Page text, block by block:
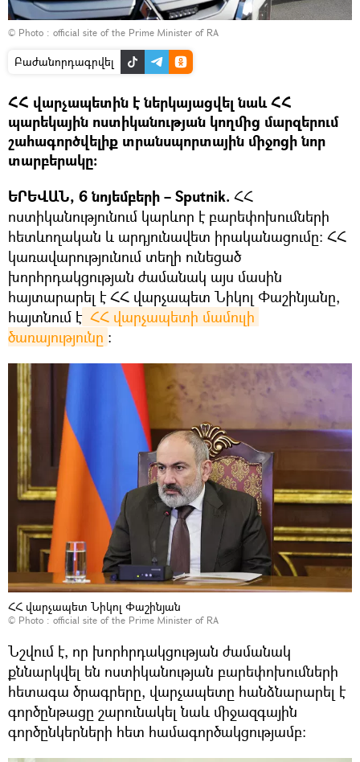
© Photo : official site of the Prime Minister of RA
Բաժանորդագրվել
ՀՀ վարչապետին է ներկայացվել նաև ՀՀ
պարեկային ոստիկանության կողմից մարզերում
շահագործվելիք տրանսպորտային միջոցի նոր
տարբերակը:
ԵՐԵՎԱՆ, 6 նոյեմբերի – Sputnik. ՀՀ
ոստիկանությունում կարևոր է բարեփոխումների
հետևողական և արդյունավետ իրականացումը։ ՀՀ
կառավարությունում տեղի ունեցած
խորհրդակցության ժամանակ այս մասին
հայտարարել է ՀՀ վարչապետ Նիկոլ Փաշինյանը,
հայտնում է ՀՀ վարչապետի մամուլի
ծառայությունը ։
ՀՀ վարչապետ Նիկոլ Փաշինյան
© Photo : official site of the Prime Minister of RA
Նշվում է, որ խորհրդակցության ժամանակ
քննարկվել են ոստիկանության բարեփոխումների
հետագա ծրագրերը, վարչապետը հանձնարարել է
գործընթացը շարունակել նաև միջազգային
գործընկերների հետ համագործակցությամբ։